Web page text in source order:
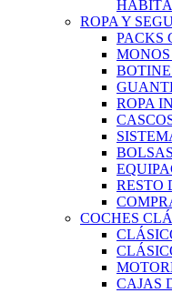
ROPA Y
PACKS
ROPA
RESTO
COCHES
CAJAS